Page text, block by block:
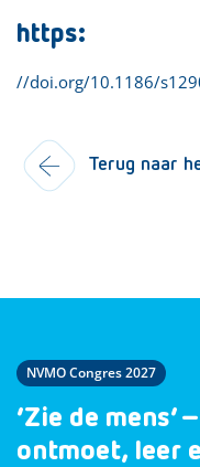
https:
//doi.org/10.1186/
Terug naar
NVMO Congres 2027
‘Zie de mens’ –
ontmoet, leer